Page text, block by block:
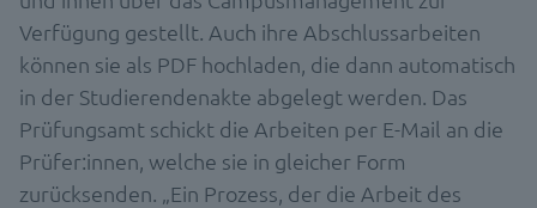
Verfügung gestellt. Auch ihre Abschlussarbeiten
können sie als PDF hochladen, die dann automatisch
in der Studierendenakte abgelegt werden. Das
Prüfungsamt schickt die Arbeiten per E-Mail an die
Prüfer:innen, welche sie in gleicher Form
zurücksenden. „Ein Prozess, der die Arbeit des